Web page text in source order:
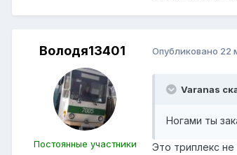
Володя13401
Постоянные участники
Опубликовано 22
Varanas
Ногами ты
Это триплекс